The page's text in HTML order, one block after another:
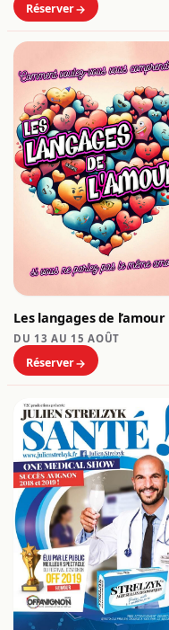
Réserver
Les langages de l’amour
DU 13 AU 15 AOÛT
Réserver